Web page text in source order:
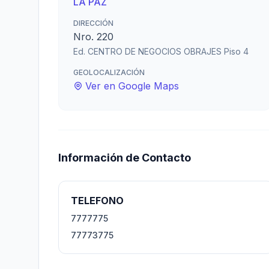
DIRECCIÓN
Nro. 220
Ed. CENTRO DE NEGOCIOS OBRAJES Piso 4
GEOLOCALIZACIÓN
Ver en Google Maps
Información de Contacto
TELEFONO
7777775
77773775